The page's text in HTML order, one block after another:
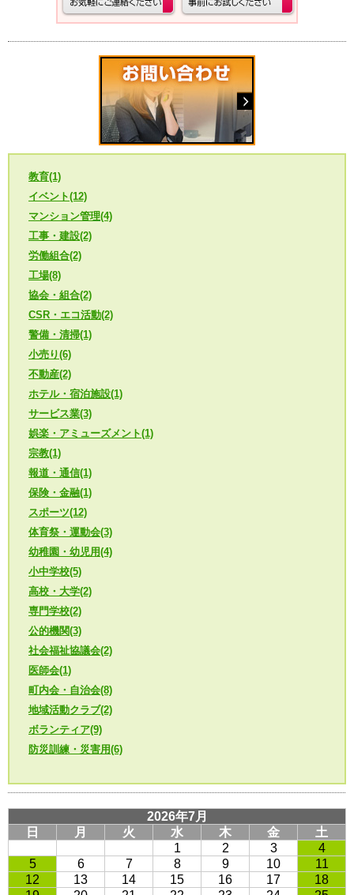
教育(1)
イベント(12)
マンション管理(4)
工事・建設(2)
労働組合(2)
工場(8)
協会・組合(2)
CSR・エコ活動(2)
警備・清掃(1)
小売り(6)
不動産(2)
ホテル・宿泊施設(1)
サービス業(3)
娯楽・アミューズメント(1)
宗教(1)
報道・通信(1)
保険・金融(1)
スポーツ(12)
体育祭・運動会(3)
幼稚園・幼児用(4)
小中学校(5)
高校・大学(2)
専門学校(2)
公的機関(3)
社会福祉協議会(2)
医師会(1)
町内会・自治会(8)
地域活動クラブ(2)
ボランティア(9)
防災訓練・災害用(6)